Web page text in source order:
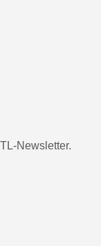
Newsletter.